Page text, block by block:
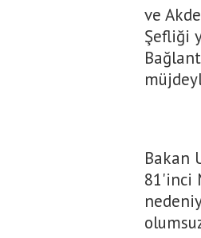
ve
Şefliği
Bakan
81'inci